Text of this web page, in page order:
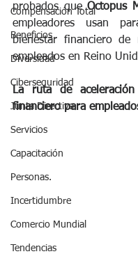
Compensación Total
Beneficios
Diversidad
Ciberseguridad
Junta Directiva
Servicios
Capacitación
Personas.
Incertidumbre
Comercio Mundial
Tendencias
probados que Octopus
empleadores usan
bienestar financiero de
empleados en Reino
La ruta de
financiero para